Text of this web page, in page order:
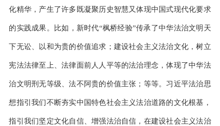
化精华，产生了许多既凝聚历史智慧又体现中国式现代化要求
的实践成果。比如，新时代“枫桥经验”传承了中华法治文明天
下无讼、以和为贵的价值追求；建设社会主义法治文化，树立
宪法法律至上、法律面前人人平等的法治理念，体现了中华法
治文明刑无等级、法不阿贵的价值主张；等等。习近平法治思
想指引我们不断夯实中国特色社会主义法治道路的文化根基，
指引我们坚定文化自信、增强法治自信，在建设社会主义法治